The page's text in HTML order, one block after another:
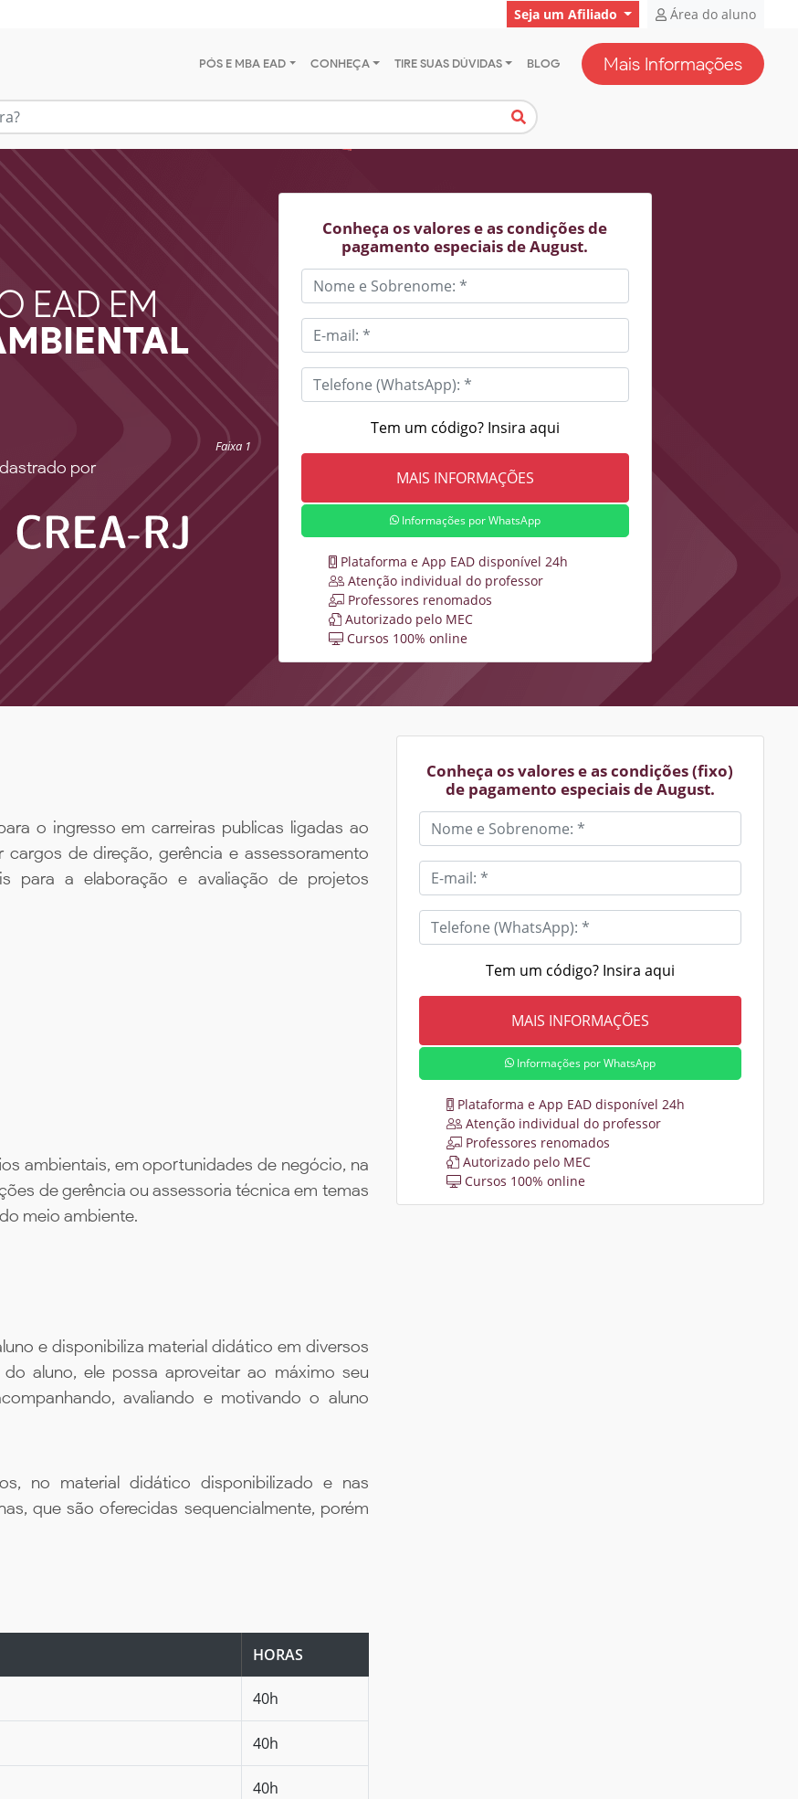
Seja um Afiliado Área do aluno
PÓS E MBA EAD CONHEÇA TIRE SUAS DÚVIDAS BLOG Mais Informações
EAD EM
Faixa 1
por
Conheça os valores e as condições de
pagamento especiais de August.
Tem um código? Insira aqui
Informações por WhatsApp
Plataforma e App EAD disponível 24h
Atenção individual do professor
Professores renomados
Autorizado pelo MEC
Cursos 100% online
o ingresso em carreiras publicas ligadas ao
de direção, gerência e assessoramento
para a elaboração e avaliação de projetos
ambientais, em oportunidades de negócio, na
de gerência ou assessoria técnica em temas
meio ambiente.
e disponibiliza material didático em diversos
aluno, ele possa aproveitar ao máximo seu
avaliando e motivando o aluno
no material didático disponibilizado e nas
que são oferecidas sequencialmente, porém
HORAS
40h
40h
40h
Conheça os valores e as condições (fixo)
de pagamento especiais de August.
Tem um código? Insira aqui
Informações por WhatsApp
Plataforma e App EAD disponível 24h
Atenção individual do professor
Professores renomados
Autorizado pelo MEC
Cursos 100% online